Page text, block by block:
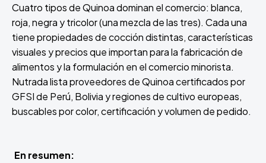
Cuatro tipos de Quinoa dominan el comercio: blanca,
roja, negra y tricolor (una mezcla de las tres). Cada una
tiene propiedades de cocción distintas, características
visuales y precios que importan para la fabricación de
alimentos y la formulación en el comercio minorista.
Nutrada lista proveedores de Quinoa certificados por
GFSI de Perú, Bolivia y regiones de cultivo europeas,
buscables por color, certificación y volumen de pedido.
En resumen: